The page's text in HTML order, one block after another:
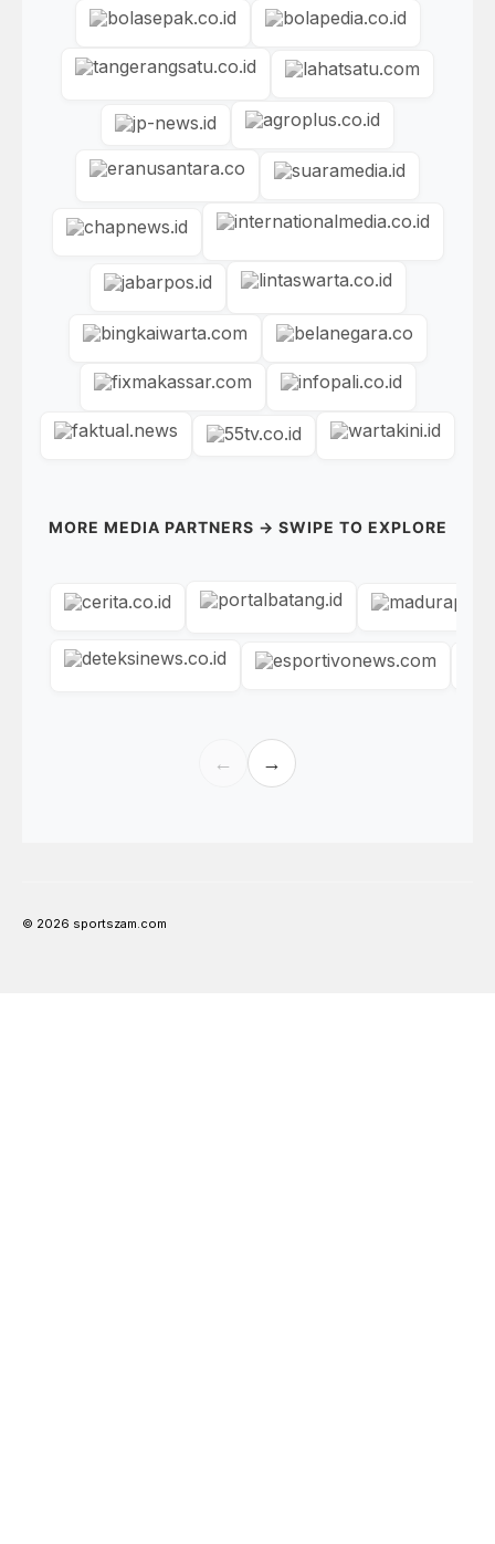
MORE MEDIA PARTNERS → SWIPE TO EXPLORE
← →
© 2026 sportszam.com